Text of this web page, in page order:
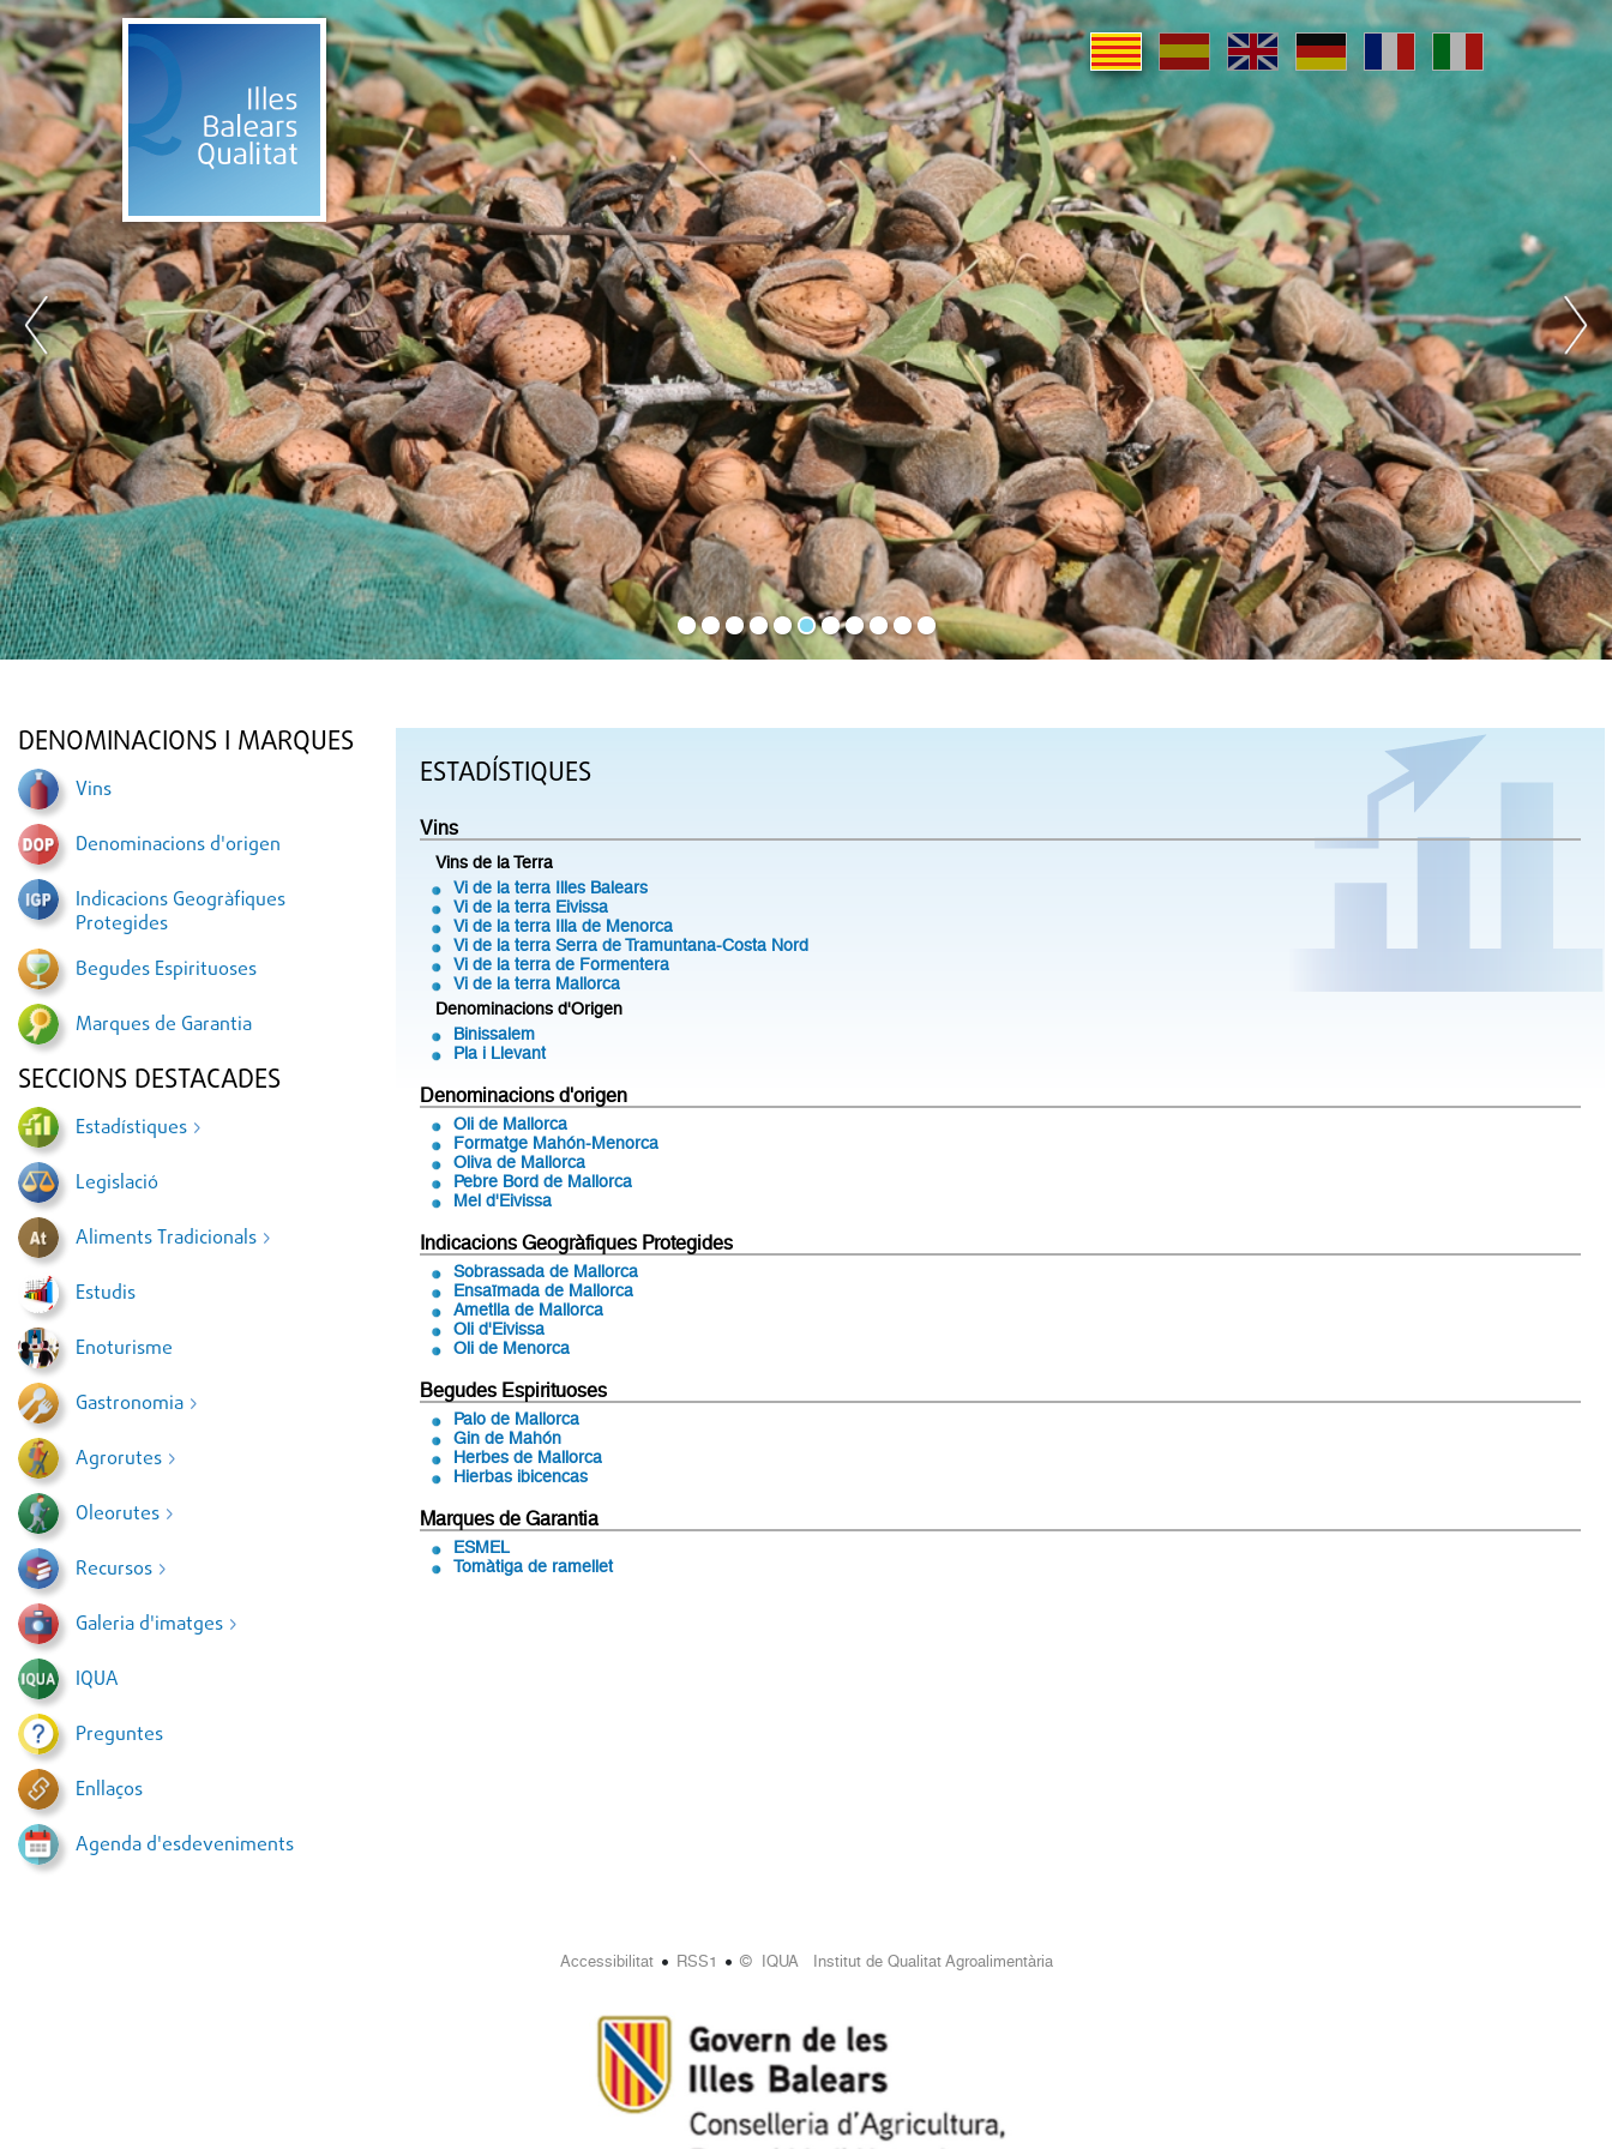
DENOMINACIONS I MARQUES
Vins
Denominacions d'origen
Indicacions Geogràfiques
Protegides
Begudes Espirituoses
Marques de Garantia
SECCIONS DESTACADES
Estadístiques
Legislació
Aliments Tradicionals
Estudis
Enoturisme
Gastronomia
Agrorutes
Oleorutes
Recursos
Galeria d'imatges
IQUA
Preguntes
Enllaços
Agenda d'esdeveniments
ESTADÍSTIQUES
Vins
Vins de la Terra
Vi de la terra Illes Balears
Vi de la terra Eivissa
Vi de la terra Illa de Menorca
Vi de la terra Serra de Tramuntana-Costa Nord
Vi de la terra de Formentera
Vi de la terra Mallorca
Denominacions d'Origen
Binissalem
Pla i Llevant
Denominacions d'origen
Oli de Mallorca
Formatge Mahón-Menorca
Oliva de Mallorca
Pebre Bord de Mallorca
Mel d'Eivissa
Indicacions Geogràfiques Protegides
Sobrassada de Mallorca
Ensaïmada de Mallorca
Ametlla de Mallorca
Oli d'Eivissa
Oli de Menorca
Begudes Espirituoses
Palo de Mallorca
Gin de Mahón
Herbes de Mallorca
Hierbas ibicencas
Marques de Garantia
ESMEL
Tomàtiga de ramellet
Accessibilitat• RSS1 • © IQUA Institut de Qualitat Agroalimentària